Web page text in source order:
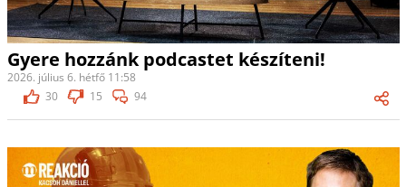
Gyere hozzánk podcastet készíteni!
2026. július 6. hétfő 11:58
30
15 94